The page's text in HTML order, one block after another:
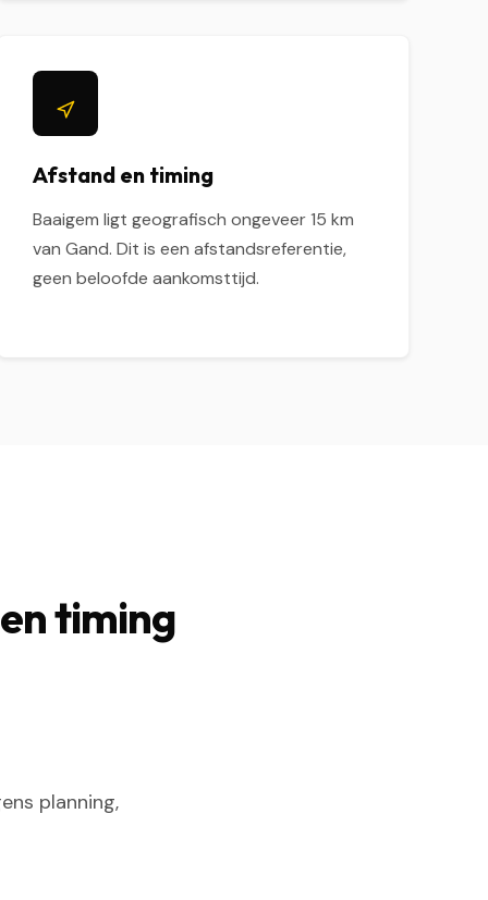
Afstand en timing
Baaigem ligt geografisch ongeveer 15 km
van Gand. Dit is een afstandsreferentie,
geen beloofde aankomsttijd.
timing
planning,